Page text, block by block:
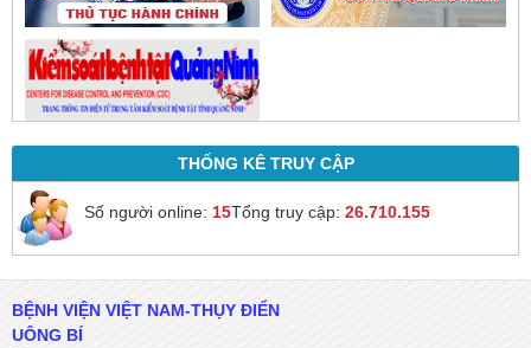
THỐNG KÊ TRUY CẬP
Số người online: 15Tổng truy cập: 26.710.155
BỆNH VIỆN VIỆT NAM-THỤY ĐIỂN
UÔNG BÍ